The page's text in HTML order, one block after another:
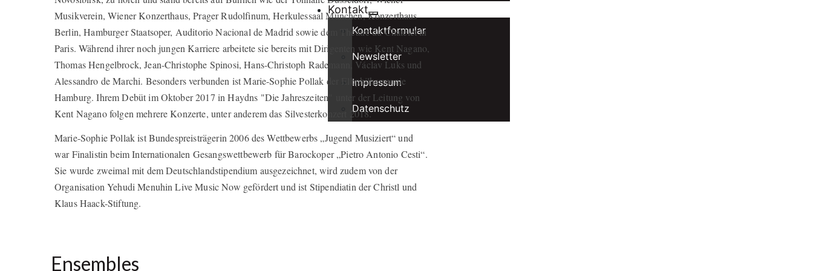
Kontakt
Kontaktformular
Newsletter
Impressum
Datenschutz
Musikverein, Wiener Konzerthaus, Prager Rudolfinum, Herkulessaal München, Konzerthaus
Berlin, Hamburger Staatsoper, Auditorio Nacional de Madrid sowie dem Théatre du Chatêlet in
Paris. Während ihrer noch jungen Karriere arbeitete sie bereits mit Dirigenten wie Kent Nagano,
Thomas Hengelbrock, Jean-Christophe Spinosi, Hans-Christoph Rademann, Václav Luks und
Alessandro de Marchi. Besonders verbunden ist Marie-Sophie Pollak der Elbphilharmonie
Hamburg. Ihrem Debüt im Oktober 2017 in Haydns "Die Jahreszeiten" unter der Leitung von
Kent Nagano folgen mehrere Konzerte, unter anderem das Silvesterkonzert 2018.
Marie-Sophie Pollak ist Bundespreisträgerin 2006 des Wettbewerbs „Jugend Musiziert“ und
war Finalistin beim Internationalen Gesangswettbewerb für Barockoper „Pietro Antonio Cesti“.
Sie wurde zweimal mit dem Deutschlandstipendium ausgezeichnet, wird zudem von der
Organisation Yehudi Menuhin Live Music Now gefördert und ist Stipendiatin der Christl und
Klaus Haack-Stiftung.
Ensembles